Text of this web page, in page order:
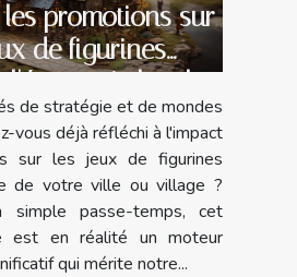
promotions sur
de figurines
l'économie locale
de stratégie et de mondes
vous déjà réfléchi à l'impact
sur les jeux de figurines
de votre ville ou village ?
simple passe-temps, cet
est en réalité un moteur
qui mérite notre...